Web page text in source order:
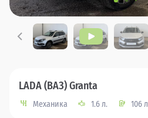
LADA (ВАЗ) Granta
Механика 1.6 л. 106